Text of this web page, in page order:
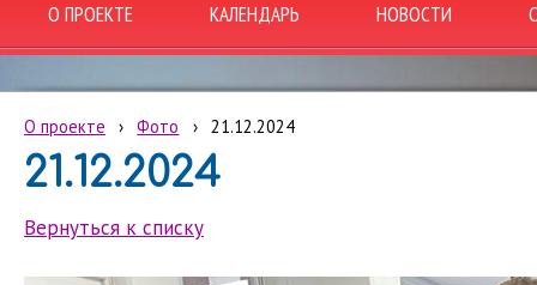
О ПРОЕКТЕ КАЛЕНДАРЬ НОВОСТИ
О проекте › Фото › 21.12.2024
21.12.2024
Вернуться к списку